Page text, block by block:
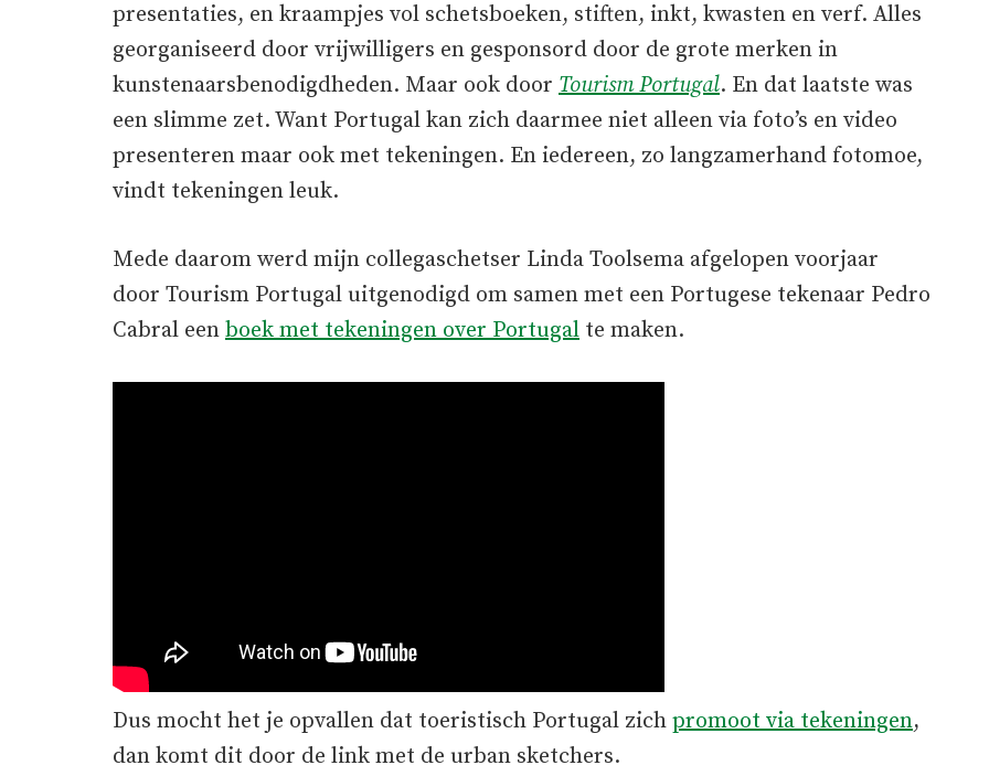
presentaties, en kraampjes vol schetsboeken, stiften, inkt, kwasten en verf. Alles
georganiseerd door vrijwilligers en gesponsord door de grote merken in
kunstenaarsbenodigdheden. Maar ook door Tourism Portugal. En dat laatste was
een slimme zet. Want Portugal kan zich daarmee niet alleen via foto’s en video
presenteren maar ook met tekeningen. En iedereen, zo langzamerhand fotomoe,
vindt tekeningen leuk.
Mede daarom werd mijn collegaschetser Linda Toolsema afgelopen voorjaar
door Tourism Portugal uitgenodigd om samen met een Portugese tekenaar Pedro
Cabral een boek met tekeningen over Portugal te maken.
Dus mocht het je opvallen dat toeristisch Portugal zich promoot via tekeningen,
dan komt dit door de link met de urban sketchers.